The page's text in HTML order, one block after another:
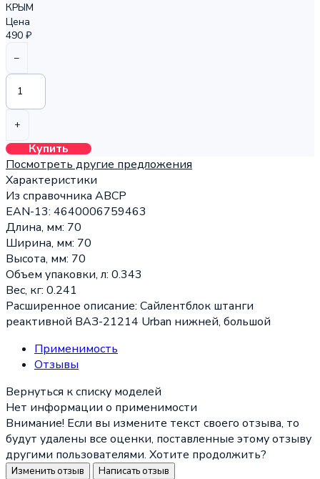
КРЫМ
Цена
490 ₽
–
+
Купить
Посмотреть другие предложения
Характеристики
Из справочника ABCP
EAN-13: 4640006759463
Длина, мм: 70
Ширина, мм: 70
Высота, мм: 70
Объем упаковки, л: 0.343
Вес, кг: 0.241
Расширенное описание: Сайлентблок штанги
реактивной ВАЗ-21214 Urban нижней, большой
Применимость
Отзывы
Нет информации о применимости
Внимание! Если вы измените текст своего отзыва, то
будут удалены все оценки, поставленные этому отзыву
другими пользователями. Хотите продолжить?